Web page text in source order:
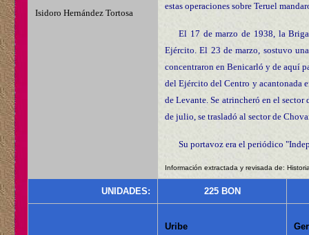
estas operaciones sobre Teruel
El 17 de marzo de 1938, la
Ejército. El 23 de marzo, sostuvo
concentraron en Benicarló y de aquí
del Ejército del Centro y acantonada
de Levante. Se atrincheró en el
de julio, se trasladó al sector de
Su portavoz era el periódico
Información extractada y revisada de:
Isidoro Hernández Tortosa
UNIDADES: 225 BON
Uribe